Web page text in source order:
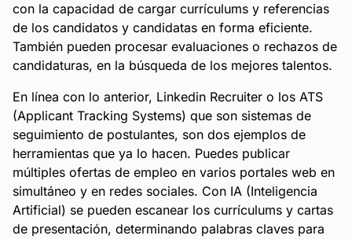
con la capacidad de cargar currículums y referencias
de los candidatos y candidatas en forma eficiente.
También pueden procesar evaluaciones o rechazos de
candidaturas, en la búsqueda de los mejores talentos.
En línea con lo anterior, Linkedin Recruiter o los ATS
(Applicant Tracking Systems) que son sistemas de
seguimiento de postulantes, son dos ejemplos de
herramientas que ya lo hacen. Puedes publicar
múltiples ofertas de empleo en varios portales web en
simultáneo y en redes sociales. Con IA (Inteligencia
Artificial) se pueden escanear los currículums y cartas
de presentación, determinando palabras claves para